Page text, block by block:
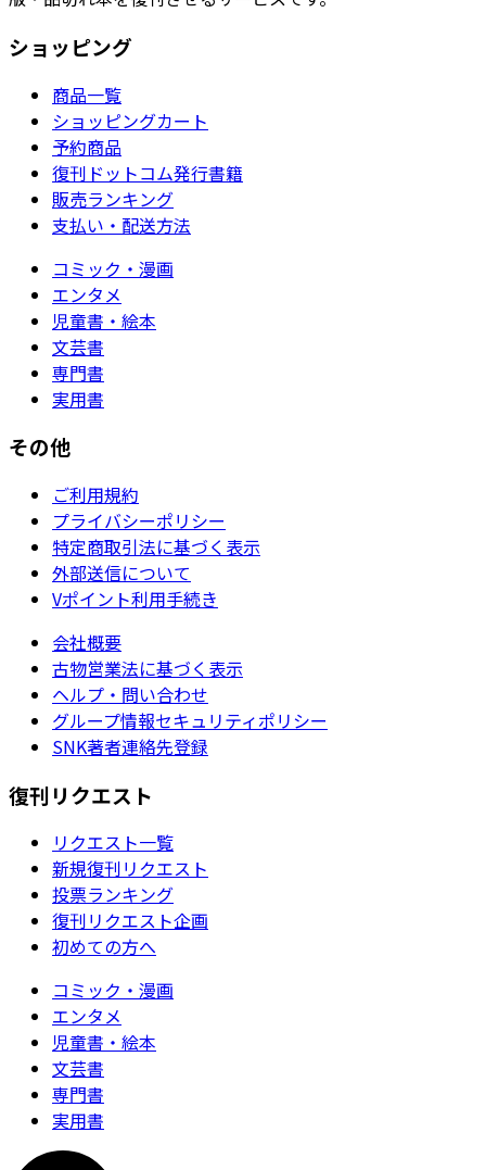
ショッピング
商品一覧
ショッピングカート
予約商品
復刊ドットコム発行書籍
販売ランキング
支払い・配送方法
コミック・漫画
エンタメ
児童書・絵本
文芸書
専門書
実用書
その他
ご利用規約
プライバシーポリシー
特定商取引法に基づく表示
外部送信について
Vポイント利用手続き
会社概要
古物営業法に基づく表示
ヘルプ・問い合わせ
グループ情報セキュリティポリシー
SNK著者連絡先登録
復刊リクエスト
リクエスト一覧
新規復刊リクエスト
投票ランキング
復刊リクエスト企画
初めての方へ
コミック・漫画
エンタメ
児童書・絵本
文芸書
専門書
実用書